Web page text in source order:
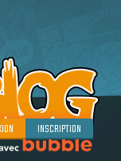
INSCRIPTION